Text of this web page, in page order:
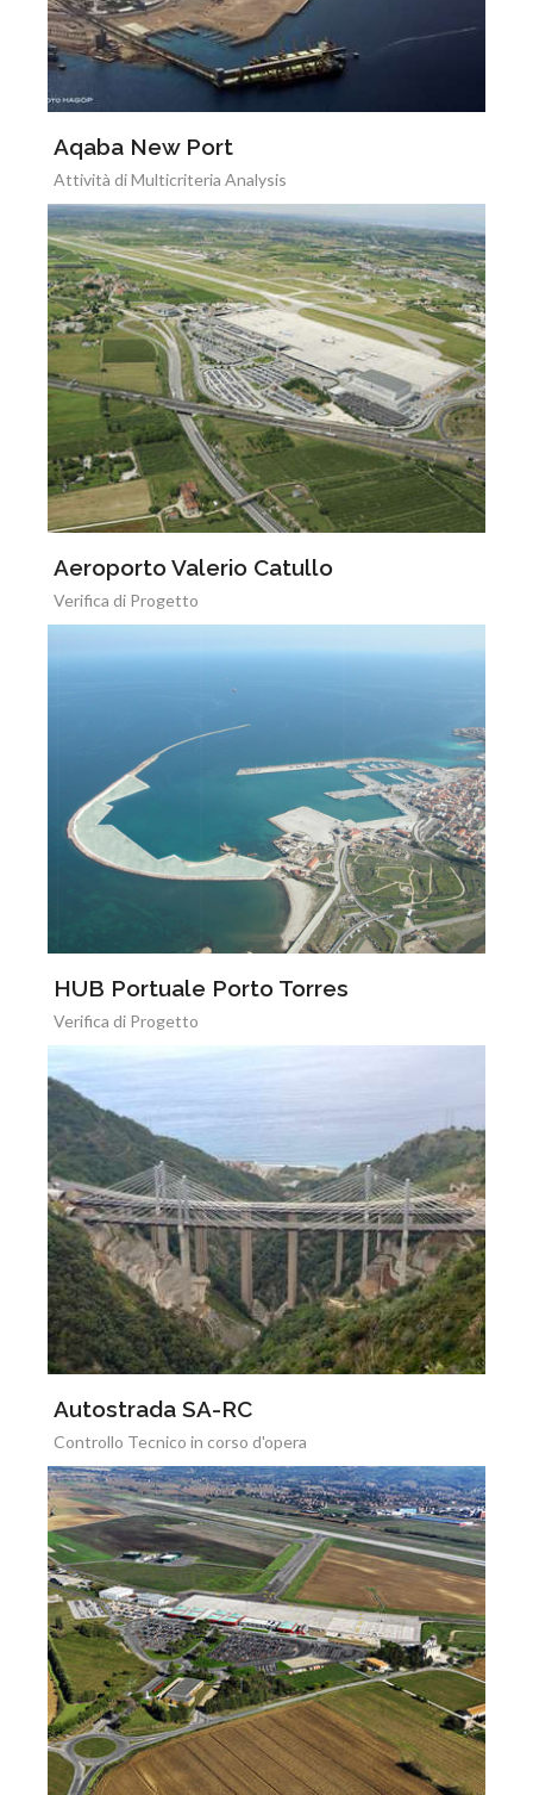
Aqaba New Port
Attività di Multicriteria Analysis
Aeroporto Valerio Catullo
Verifica di Progetto
HUB Portuale Porto Torres
Verifica di Progetto
Autostrada SA-RC
Controllo Tecnico in corso d'opera